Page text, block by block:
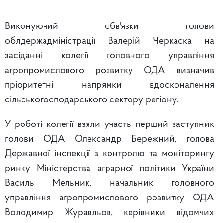
Виконуючий обв'язки голови
облдержадміністрації Валерій Черкаска на
засіданні колегії головного управління
агропромислового розвитку ОДА визначив
пріоритетні напрямки вдосконалення
сільськогосподарського сектору регіону.
У роботі колегії взяли участь перший заступник
голови ОДА Олександр Бережний, голова
Державної інспекції з контролю та моніторингу
ринку Міністерства аграрної політики України
Василь Мельник, начальник головного
управління агропромислового розвитку ОДА
Володимир Журавльов, керівники відомчих